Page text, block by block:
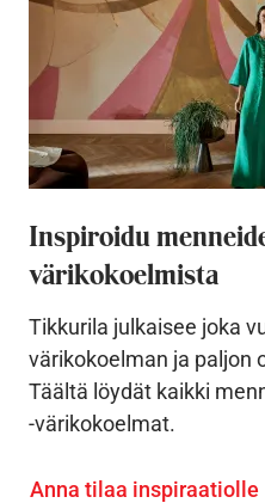
Inspiroidu
värikokoelmista
Tikkurila julkaisee joka
värikokoelman ja paljon
Täältä löydät kaikki
-värikokoelmat.
Anna tilaa inspiraatiolle